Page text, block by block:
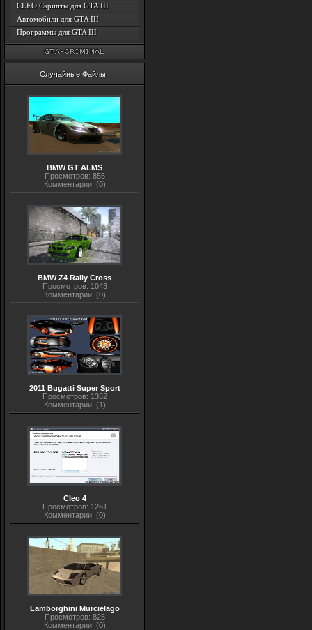
CLEO Скрипты для GTA III
Автомобили для GTA III
Программы для GTA III
Случайные Файлы
BMW GT ALMS
Просмотров: 855
Комментарии: (0)
BMW Z4 Rally Cross
Просмотров: 1043
Комментарии: (0)
2011 Bugatti Super Sport
Просмотров: 1362
Комментарии: (1)
Cleo 4
Просмотров: 1261
Комментарии: (0)
Lamborghini Murcielago
Просмотров: 825
Комментарии: (0)